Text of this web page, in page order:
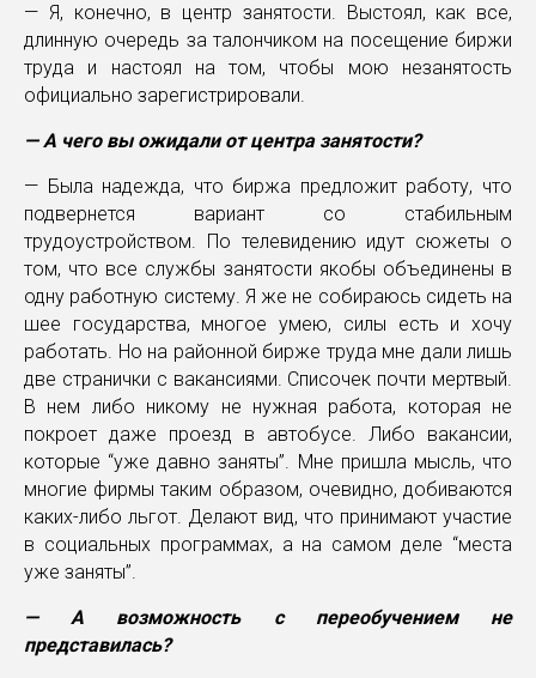
— Я, конечно, в центр занятости. Выстоял, как все,
длинную очередь за талончиком на посещение биржи
труда и настоял на том, чтобы мою незанятость
официально зарегистрировали.
— А чего вы ожидали от центра занятости?
— Была надежда, что биржа предложит работу, что
подвернется вариант со стабильным
трудоустройством. По телевидению идут сюжеты о
том, что все службы занятости якобы объединены в
одну работную систему. Я же не собираюсь сидеть на
шее государства, многое умею, силы есть и хочу
работать. Но на районной бирже труда мне дали лишь
две странички с вакансиями. Списочек почти мертвый.
В нем либо никому не нужная работа, которая не
покроет даже проезд в автобусе. Либо вакансии,
которые “уже давно заняты”. Мне пришла мысль, что
многие фирмы таким образом, очевидно, добиваются
каких-либо льгот. Делают вид, что принимают участие
в социальных программах, а на самом деле “места
уже заняты”.
— А возможность с переобучением не
представилась?